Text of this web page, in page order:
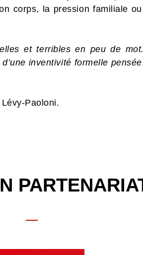
corps, la pression familiale
et terribles en peu de
inventivité formelle
Paoloni.